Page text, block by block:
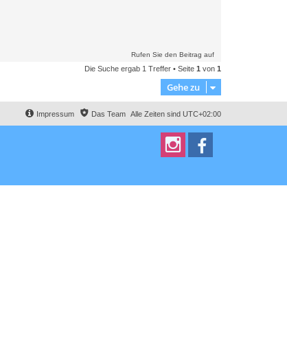
Rufen Sie den Beitrag auf
Die Suche ergab 1 Treffer • Seite 1 von 1
Gehe zu
Alle Zeiten sind UTC+02:00
Das Team
Impressum